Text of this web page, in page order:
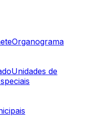
Organograma
Unidades de